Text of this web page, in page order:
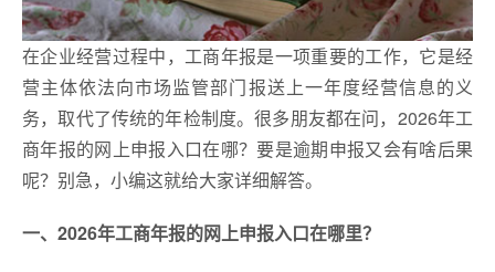
在企业经营过程中，工商年报是一项重要的工作，它是经
营主体依法向市场监管部门报送上一年度经营信息的义
务，取代了传统的年检制度。很多朋友都在问，2026年工
商年报的网上申报入口在哪？要是逾期申报又会有啥后果
呢？别急，小编这就给大家详细解答。
一、2026年工商年报的网上申报入口在哪里？